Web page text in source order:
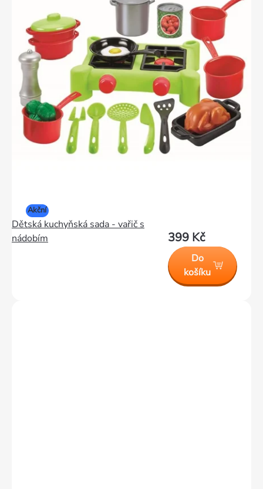
Akční
Dětská kuchyňská sada - vařič s
nádobím
399 Kč
Do
košíku